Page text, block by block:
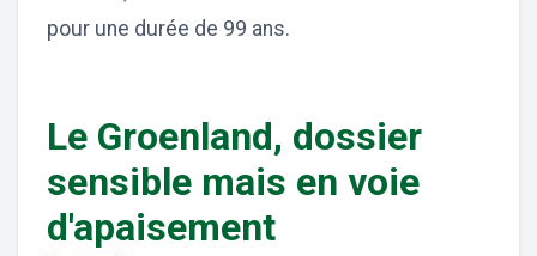
pour une durée de 99 ans.
Le Groenland, dossier
sensible mais en voie
d'apaisement